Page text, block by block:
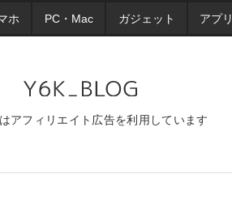
ホ PC・Mac ガジェット アプリ
アフィリエイト広告を利用しています